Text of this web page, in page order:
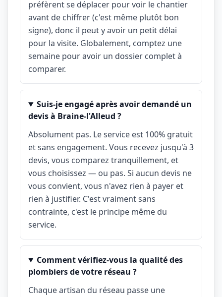
préfèrent se déplacer pour voir le chantier
avant de chiffrer (c'est même plutôt bon
signe), donc il peut y avoir un petit délai
pour la visite. Globalement, comptez une
semaine pour avoir un dossier complet à
comparer.
Suis-je engagé après avoir demandé un
devis à Braine-l'Alleud ?
Absolument pas. Le service est 100% gratuit
et sans engagement. Vous recevez jusqu'à 3
devis, vous comparez tranquillement, et
vous choisissez — ou pas. Si aucun devis ne
vous convient, vous n'avez rien à payer et
rien à justifier. C'est vraiment sans
contrainte, c'est le principe même du
service.
Comment vérifiez-vous la qualité des
plombiers de votre réseau ?
Chaque artisan du réseau passe une